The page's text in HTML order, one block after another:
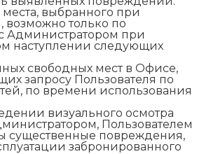
выбранного при
только по
Администратором при
наступлении следующих
свободных мест в Офисе,
запросу Пользователя по
по времени использования
визуального осмотра
Пользователем
существенные повреждения,
забронированного